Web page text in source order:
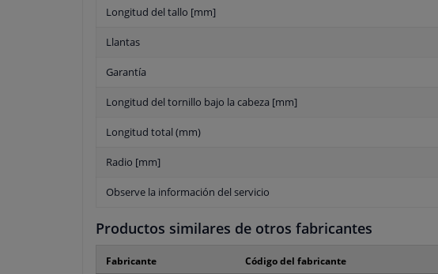
Longitud del tallo [mm]
Llantas
Garantía
Longitud del tornillo bajo la cabeza [mm]
Longitud total (mm)
Radio [mm]
Observe la información del servicio
Productos similares de otros fabricantes
Fabricante Código del fabricante